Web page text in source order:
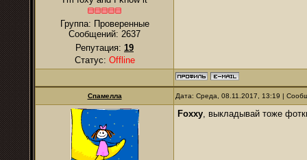
Группа: Проверенные
Сообщений: 2637
Репутация: 19
Статус: Offline
Спамелла Дата: Среда, 08.11.2017, 13:19 |
Foxxy, выкладывай тоже